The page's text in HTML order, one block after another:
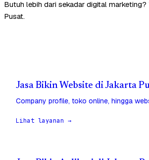
Butuh lebih dari sekadar digital
Pusat.
Jasa Bikin Website di Jakarta
Company profile, toko online, hingga
Lihat layanan →